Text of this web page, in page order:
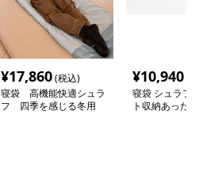
¥17,860(税込)
寝袋 高機能快適シュラ
フ 四季を感じる冬用
¥10,940
寝袋 シュラフ
ト収納あった